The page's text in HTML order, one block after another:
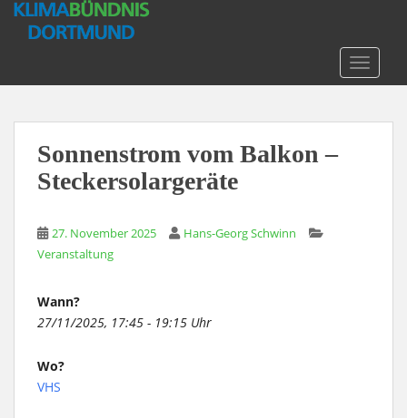
Sonnenstrom vom Balkon –
Steckersolargeräte
27. November 2025
Hans-Georg Schwinn
Veranstaltung
Wann?
27/11/2025, 17:45 - 19:15 Uhr
Wo?
VHS